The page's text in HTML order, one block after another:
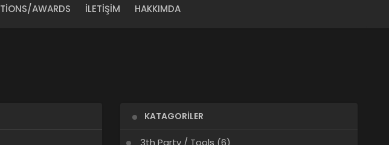
AWARDS İLETIŞIM HAKKIMDA
KATAGORILER
3th Party / Tools (6)